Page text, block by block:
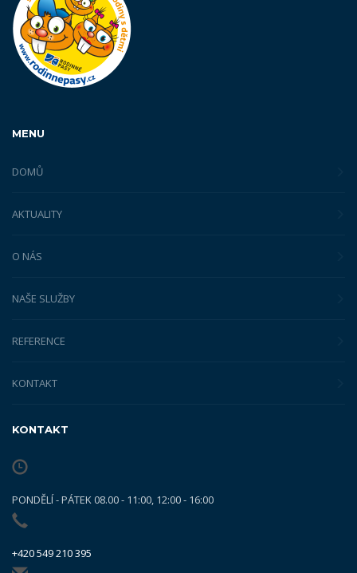
MENU
DOMŮ
AKTUALITY
O NÁS
NAŠE SLUŽBY
REFERENCE
KONTAKT
KONTAKT
PONDĚLÍ - PÁTEK 08.00 - 11:00, 12:00 - 16:00
+420 549 210 395